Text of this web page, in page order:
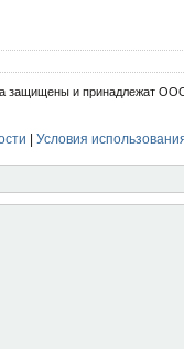
защищены и принадлежат
Условия